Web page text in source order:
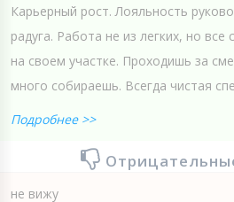
Карьерный рост. Лояльность
радуга. Работа не из легких, но
на своем участке. Проходишь за
много собираешь. Всегда чистая
Подробнее >>
не вижу